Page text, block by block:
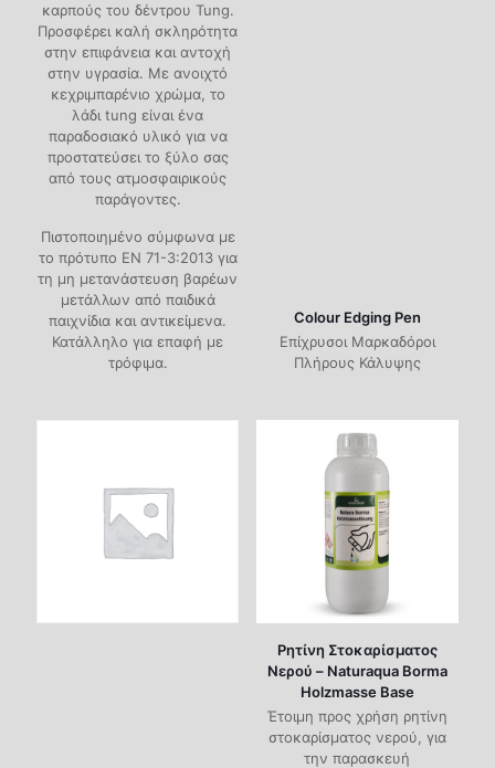
καρπούς του δέντρου Tung.
Προσφέρει καλή σκληρότητα
στην επιφάνεια και αντοχή
στην υγρασία. Με ανοιχτό
κεχριμπαρένιο χρώμα, το
λάδι tung είναι ένα
παραδοσιακό υλικό για να
προστατεύσει το ξύλο σας
από τους ατμοσφαιρικούς
παράγοντες.
Πιστοποιημένο σύμφωνα με
το πρότυπο EN 71-3:2013 για
τη μη μετανάστευση βαρέων
μετάλλων από παιδικά
παιχνίδια και αντικείμενα.
Κατάλληλο για επαφή με
τρόφιμα.
Colour Edging Pen
Επίχρυσοι Μαρκαδόροι
Πλήρους Κάλυψης
Ρητίνη Στοκαρίσματος
Νερού – Naturaqua Borma
Holzmasse Base
Έτοιμη προς χρήση ρητίνη
στοκαρίσματος νερού, για
την παρασκευή